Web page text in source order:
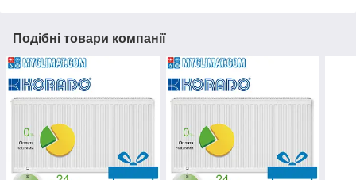
Подібні товари компанії